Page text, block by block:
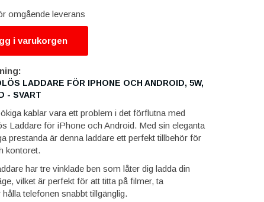
omgående leverans
i varukorgen
LADDARE FÖR IPHONE OCH ANDROID, 5W,
- SVART
kablar vara ett problem i det förflutna med
Laddare för iPhone och Android. Med sin eleganta
prestanda är denna laddare ett perfekt tillbehör för
kontoret.
har tre vinklade ben som låter dig ladda din
vilket är perfekt för att titta på filmer, ta
telefonen snabbt tillgänglig.